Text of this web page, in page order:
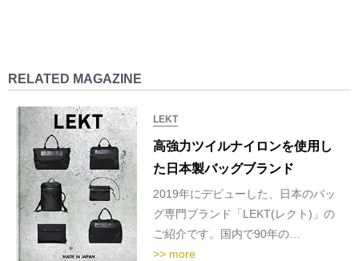
RELATED MAGAZINE
LEKT
高強力ツイルナイロンを使用し
た日本製バッグブランド
2019年にデビューした、日本のバッ
グ専門ブランド「LEKT(レクト)」の
ご紹介です。国内で90年の…
>> more